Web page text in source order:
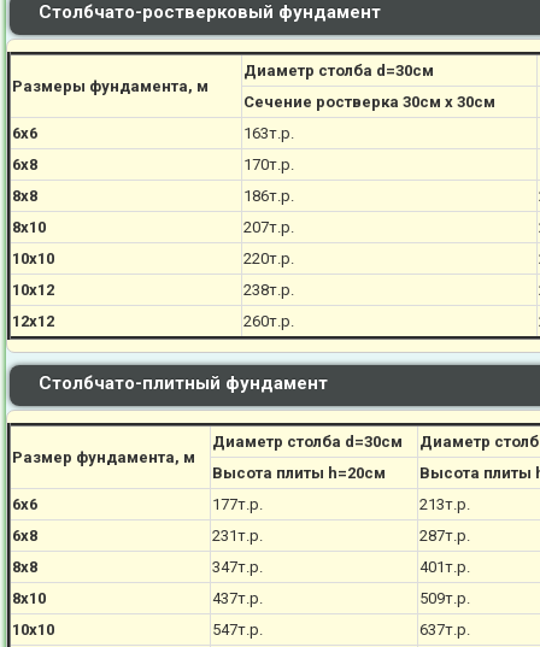
Столбчато-ростверковый фундамент
Размеры фундамента, м
Диаметр столба d=30см
Сечение ростверка 30см х 30см
6х6
163т.р.
6х8
170т.р.
8х8
186т.р.
8х10
207т.р.
10х10
220т.р.
10х12
238т.р.
12х12
260т.р.
Столбчато-плитный фундамент
Размер фундамента, м
Диаметр столба d=30см
Диаметр
Высота плиты h=20см
Высота плиты
6х6
177т.р. 213т.р.
6х8
231т.р. 287т.р.
8х8
347т.р. 401т.р.
8х10
437т.р. 509т.р.
10х10
547т.р. 637т.р.